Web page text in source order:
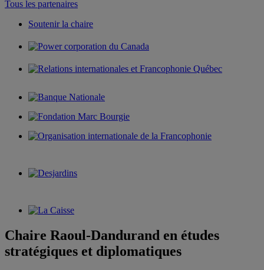
Tous les partenaires
Soutenir la chaire
Chaire Raoul-Dandurand en études
stratégiques et diplomatiques